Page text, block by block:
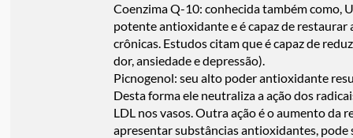
Coenzima Q-10: conhecida também como,
potente antioxidante e é capaz de
crônicas. Estudos citam que é capaz de
dor, ansiedade e depressão).
Picnogenol: seu alto poder antioxidante
Desta forma ele neutraliza a ação dos
LDL nos vasos. Outra ação é o aumento da
apresentar substâncias antioxidantes, pode